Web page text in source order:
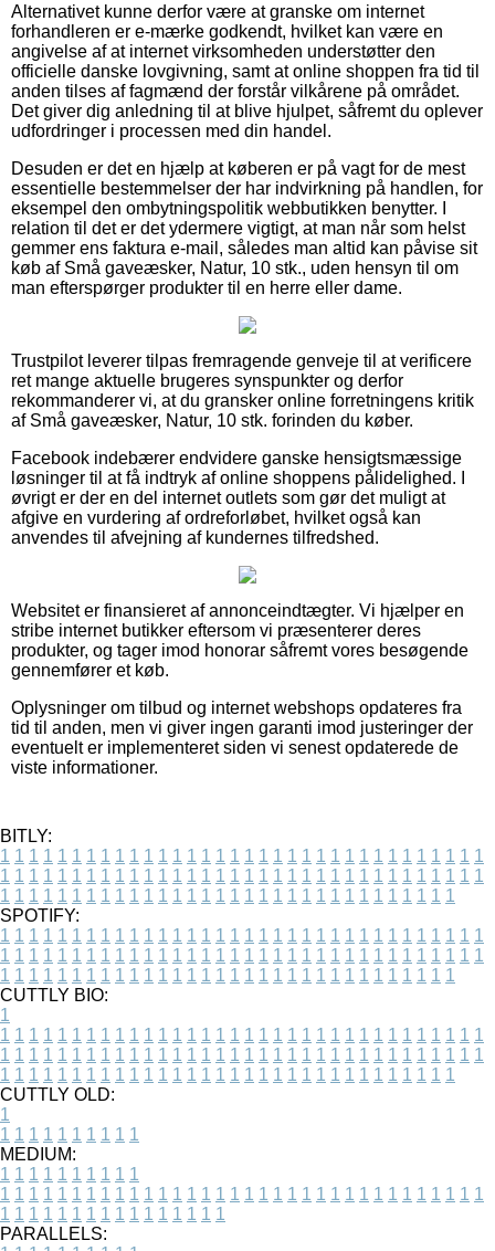
Alternativet kunne derfor være at granske om internet
forhandleren er e-mærke godkendt, hvilket kan være en
angivelse af at internet virksomheden understøtter den
officielle danske lovgivning, samt at online shoppen fra tid til
anden tilses af fagmænd der forstår vilkårene på området.
Det giver dig anledning til at blive hjulpet, såfremt du oplever
udfordringer i processen med din handel.
Desuden er det en hjælp at køberen er på vagt for de mest
essentielle bestemmelser der har indvirkning på handlen, for
eksempel den ombytningspolitik webbutikken benytter. I
relation til det er det ydermere vigtigt, at man når som helst
gemmer ens faktura e-mail, således man altid kan påvise sit
køb af Små gaveæsker, Natur, 10 stk., uden hensyn til om
man efterspørger produkter til en herre eller dame.
Trustpilot leverer tilpas fremragende genveje til at verificere
ret mange aktuelle brugeres synspunkter og derfor
rekommanderer vi, at du gransker online forretningens kritik
af Små gaveæsker, Natur, 10 stk. forinden du køber.
Facebook indebærer endvidere ganske hensigtsmæssige
løsninger til at få indtryk af online shoppens pålidelighed. I
øvrigt er der en del internet outlets som gør det muligt at
afgive en vurdering af ordreforløbet, hvilket også kan
anvendes til afvejning af kundernes tilfredshed.
Websitet er finansieret af annonceindtægter. Vi hjælper en
stribe internet butikker eftersom vi præsenterer deres
produkter, og tager imod honorar såfremt vores besøgende
gennemfører et køb.
Oplysninger om tilbud og internet webshops opdateres fra
tid til anden, men vi giver ingen garanti imod justeringer der
eventuelt er implementeret siden vi senest opdaterede de
viste informationer.
BITLY:
1 1 1 1 1 1 1 1 1 1 1 1 1 1 1 1 1 1 1 1 1 1 1 1 1 1 1 1 1 1 1 1 1 1
1 1 1 1 1 1 1 1 1 1 1 1 1 1 1 1 1 1 1 1 1 1 1 1 1 1 1 1 1 1 1 1 1 1
1 1 1 1 1 1 1 1 1 1 1 1 1 1 1 1 1 1 1 1 1 1 1 1 1 1 1 1 1 1 1 1
SPOTIFY:
1 1 1 1 1 1 1 1 1 1 1 1 1 1 1 1 1 1 1 1 1 1 1 1 1 1 1 1 1 1 1 1 1 1
1 1 1 1 1 1 1 1 1 1 1 1 1 1 1 1 1 1 1 1 1 1 1 1 1 1 1 1 1 1 1 1 1 1
1 1 1 1 1 1 1 1 1 1 1 1 1 1 1 1 1 1 1 1 1 1 1 1 1 1 1 1 1 1 1 1
CUTTLY BIO:
1
1 1 1 1 1 1 1 1 1 1 1 1 1 1 1 1 1 1 1 1 1 1 1 1 1 1 1 1 1 1 1 1 1 1
1 1 1 1 1 1 1 1 1 1 1 1 1 1 1 1 1 1 1 1 1 1 1 1 1 1 1 1 1 1 1 1 1 1
1 1 1 1 1 1 1 1 1 1 1 1 1 1 1 1 1 1 1 1 1 1 1 1 1 1 1 1 1 1 1 1
CUTTLY OLD:
1
1 1 1 1 1 1 1 1 1 1
MEDIUM:
1 1 1 1 1 1 1 1 1 1
1 1 1 1 1 1 1 1 1 1 1 1 1 1 1 1 1 1 1 1 1 1 1 1 1 1 1 1 1 1 1 1 1 1
1 1 1 1 1 1 1 1 1 1 1 1 1 1 1 1
PARALLELS: